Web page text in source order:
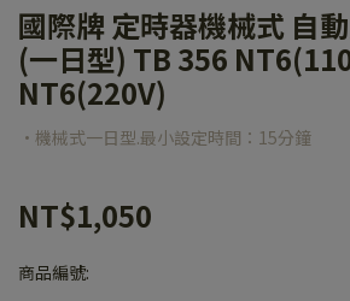
國際牌 定時器機械式 自
(一日型) TB 356
NT6(220V)
·機械式一日型.最小設定時間：15分鐘
NT$1,050
商品編號: